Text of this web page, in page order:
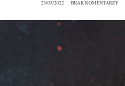
23/03/2022 BRAK KOMENTARZY